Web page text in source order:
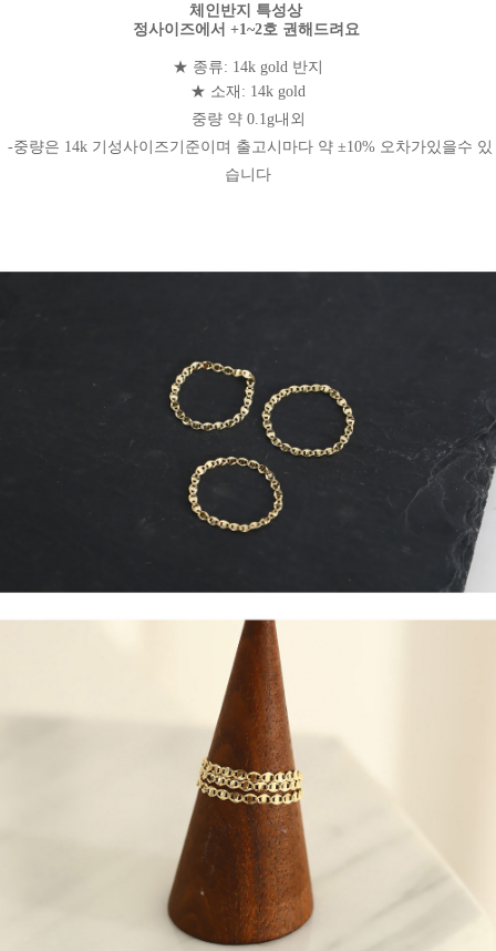
체인반지 특성상
정사이즈에서 +1~2호 권해드려요
★ 종류: 14k gold 반지
★ 소재: 14k gold
중량 약 0.1g내외
-중량은 14k 기성사이즈기준이며 출고시마다 약 ±10% 오차가있을수 있
습니다